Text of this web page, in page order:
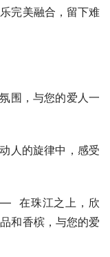
完美融合，留下难
围，与您的爱人一
人的旋律中，感受
在珠江之上，欣
和香槟，与您的爱